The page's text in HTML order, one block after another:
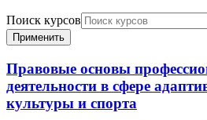
Поиск курсов
Применить
Правовые основы
деятельности в сфере
культуры и спорта